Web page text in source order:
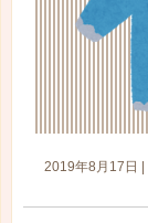
2019年8月17日